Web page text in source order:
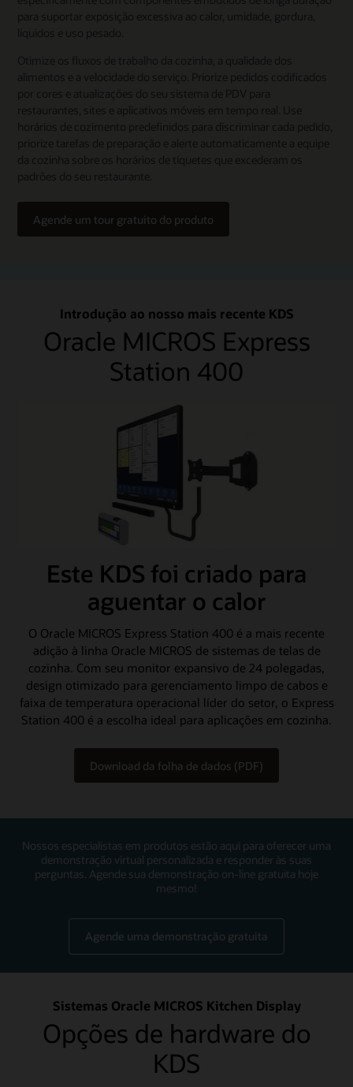
Agende um tour gratuito do produto
Introdução ao nosso mais recente KDS
Oracle MICROS Express
Station 400
Este KDS foi criado para
aguentar o calor
O Oracle MICROS Express Station 400 é a mais recente
adição à linha Oracle MICROS de sistemas de telas de
cozinha. Com seu monitor expansivo de 24 polegadas,
design otimizado para gerenciamento limpo de cabos e
faixa de temperatura operacional líder do setor, o Express
Station 400 é a escolha ideal para aplicações em cozinha.
Download da folha de dados (PDF)
Nossos especialistas em produtos estão aqui para oferecer uma
demonstração virtual personalizada e responder às suas
perguntas. Agende sua demonstração on-line gratuita hoje
mesmo!
Agende uma demonstração gratuita
Sistemas Oracle MICROS Kitchen Display
Opções de hardware do
KDS